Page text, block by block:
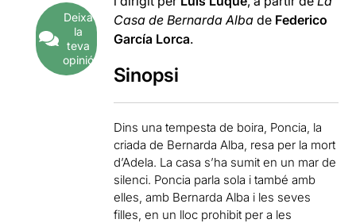
Deixa
la
teva
opinió
Casa de Bernarda Alba de Federico
García Lorca.
Sinopsi
Dins una tempesta de boira, Poncia, la
criada de Bernarda Alba, resa per la mort
d’Adela. La casa s’ha sumit en un mar de
silenci. Poncia parla sola i també amb
elles, amb Bernarda Alba i les seves
filles, en un lloc prohibit per a les